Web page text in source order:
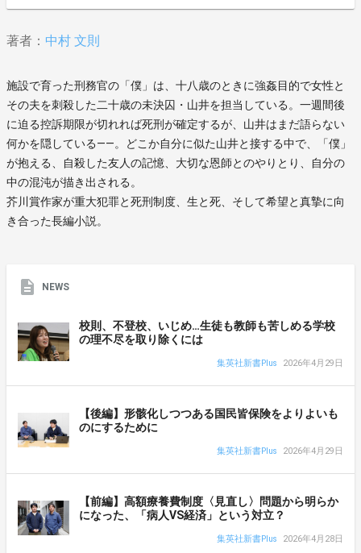
著者： 中村 文則
施設で育った刑務官の「僕」は、十八歳のときに強姦目的で女性と
その夫を刺殺した二十歳の未決囚・山井を担当している。一週間後
に迫る控訴期限が切れれば死刑が確定するが、山井はまだ語らない
何かを隠している――。どこか自分に似た山井と接する中で、「僕」
が抱える、自殺した友人の記憶、大切な恩師とのやりとり、自分の
中の混沌が描き出される。
芥川賞作家が重大犯罪と死刑制度、生と死、そして希望と真摯に向
き合った長編小説。
NEWS
校則、不登校、いじめ…生徒も教師も苦しめる学校
の理不尽を取り除くには
集英社新書Plus 2026年4月29日
【後編】形骸化しつつある国民皆保険をよりよいも
のにするために
集英社新書Plus 2026年4月29日
【前編】高額療養費制度〈見直し〉問題から明らか
になった、「病人VS経済」という対立？
集英社新書Plus 2026年4月28日